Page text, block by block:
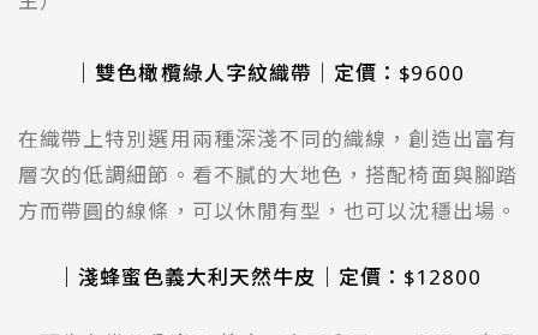
｜雙色橄欖綠人字紋織帶｜定價：$9600
在織帶上特別選用兩種深淺不同的織線，創造出富有
層次的低調細節。看不膩的大地色，搭配椅面與腳踏
方而帶圓的線條，可以休閒有型，也可以沈穩出場。
｜淺蜂蜜色義大利天然牛皮｜ 定價：$12800